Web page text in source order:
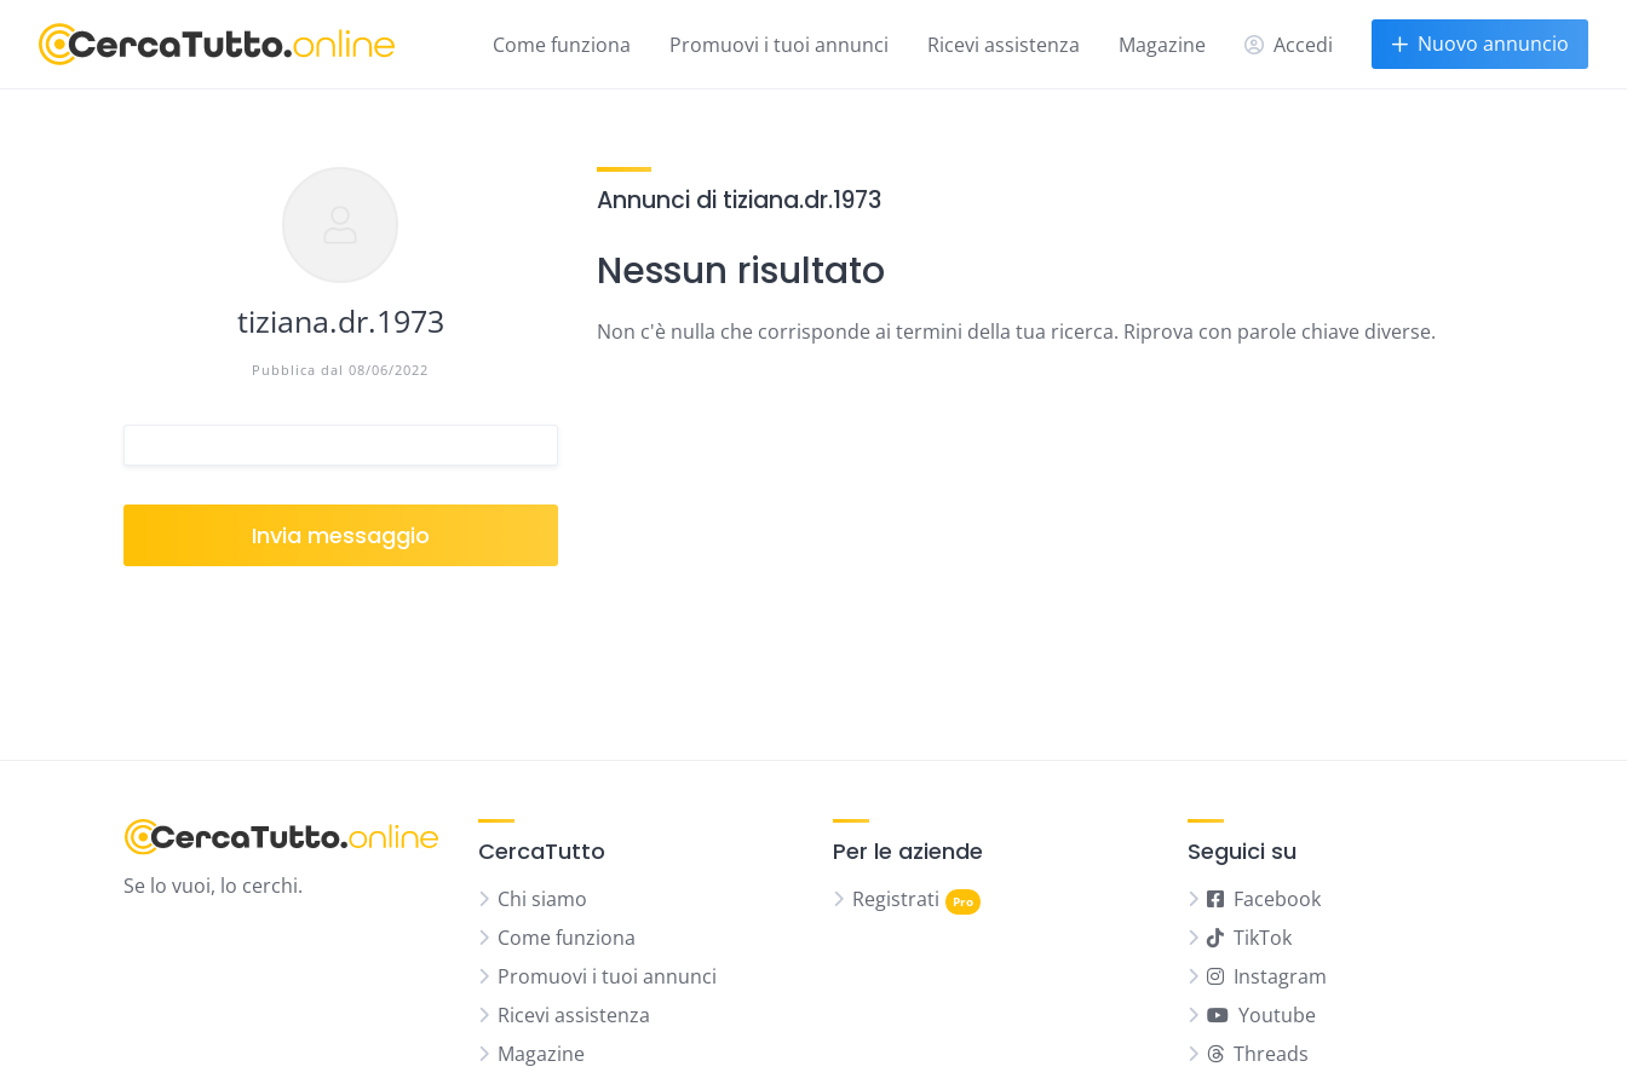
content
Come funziona Promuovi i tuoi annunci Ricevi assistenza Magazine Accedi Nuovo annuncio
tiziana.dr.1973
Pubblica dal 08/06/2022
Invia messaggio
Annunci di tiziana.dr.1973
Nessun risultato
Non c'è nulla che corrisponde ai termini della tua ricerca. Riprova con parole chiave diverse.
Se lo vuoi, lo cerchi.
CercaTutto
Chi siamo
Come funziona
Promuovi i tuoi annunci
Ricevi assistenza
Magazine
Per le aziende
Registrati
Seguici su
Facebook
TikTok
Instagram
Youtube
Threads